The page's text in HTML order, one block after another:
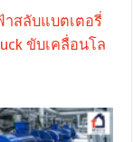
สลับแบตเตอรี่
ขับเคลื่อนโล